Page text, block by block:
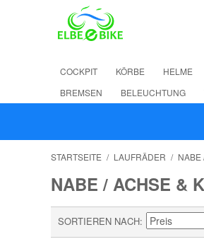
COCKPIT KÖRBE HELME
BREMSEN
BELEUCHTUNG
STARTSEITE / LAUFRÄDER / NABE
NABE / ACHSE &
SORTIEREN NACH